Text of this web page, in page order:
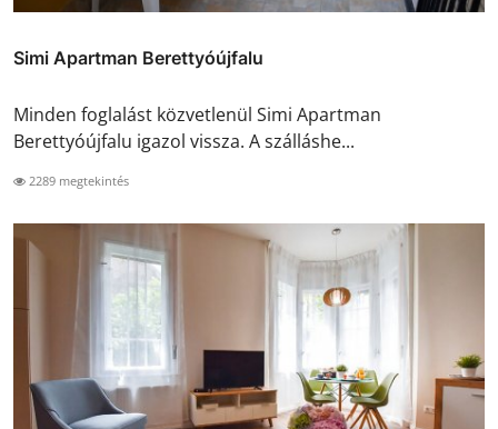
Simi Apartman Berettyóújfalu
Minden foglalást közvetlenül Simi Apartman
Berettyóújfalu igazol vissza. A szálláshe...
2289 megtekintés